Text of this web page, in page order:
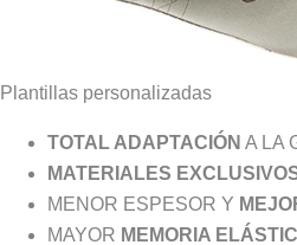
Plantillas personalizadas
TOTAL ADAPTACIÓN A LA
MATERIALES
MENOR ESPESOR Y
MAYOR MEMORIA